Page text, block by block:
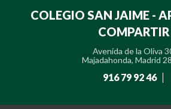
COLEGIO SAN JAIME -
COMPARTIR
Avenida de la Oliva
Majadahonda, Madrid
916 79 92 46